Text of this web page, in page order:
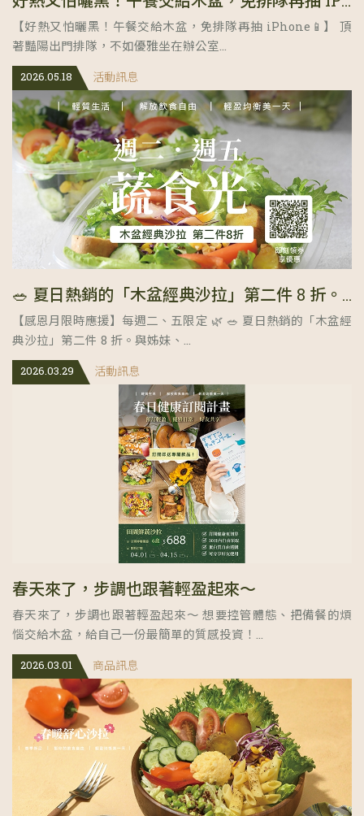
【好熱又怕曬黑！午餐交給木盆，免排隊再抽 iPhone📱】 頂
著豔陽出門排隊，不如優雅坐在辦公室...
2026.05.18 活動訊息
🥗 夏日熱銷的「木盆經典沙拉」第二件 8 折。與姊妹、好友一同分享美味蔬食的清爽時刻！
【感恩月限時應援】每週二、五限定 🌿 🥗 夏日熱銷的「木盆經
典沙拉」第二件 8 折。與姊妹、...
2026.03.29 活動訊息
春天來了，步調也跟著輕盈起來～
春天來了，步調也跟著輕盈起來～ 想要控管體態、把備餐的煩
惱交給木盆，給自己一份最簡單的質感投資！...
2026.03.01 商品訊息